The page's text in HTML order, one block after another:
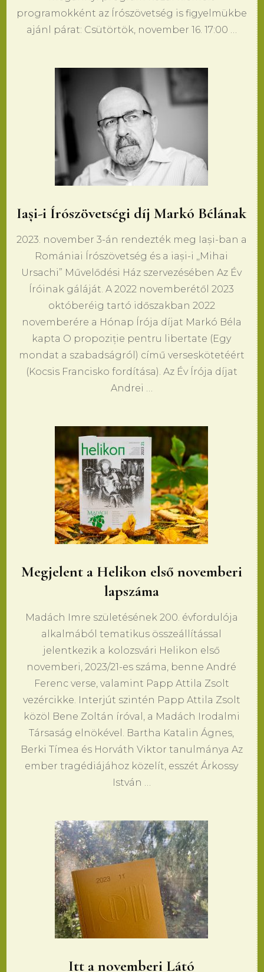
programokként az Írószövetség is figyelmükbe
ajánl párat: Csütörtök, november 16. 17:00 …
Iași-i Írószövetségi díj Markó Bélának
2023. november 3-án rendezték meg Iași-ban a
Romániai Írószövetség és a iași-i ,,Mihai
Ursachi” Művelődési Ház szervezésében Az Év
Íróinak gáláját. A 2022 novemberétől 2023
októberéig tartó időszakban 2022
novemberére a Hónap Írója díjat Markó Béla
kapta O propoziție pentru libertate (Egy
mondat a szabadságról) című verseskötetéért
(Kocsis Francisko fordítása). Az Év Írója díjat
Andrei …
Megjelent a Helikon első novemberi
lapszáma
Madách Imre születésének 200. évfordulója
alkalmából tematikus összeállítással
jelentkezik a kolozsvári Helikon első
novemberi, 2023/21-es száma, benne André
Ferenc verse, valamint Papp Attila Zsolt
vezércikke. Interjút szintén Papp Attila Zsolt
közöl Bene Zoltán íróval, a Madách Irodalmi
Társaság elnökével. Bartha Katalin Ágnes,
Berki Tímea és Horváth Viktor tanulmánya Az
ember tragédiájához közelít, esszét Árkossy
István …
Itt a novemberi Látó